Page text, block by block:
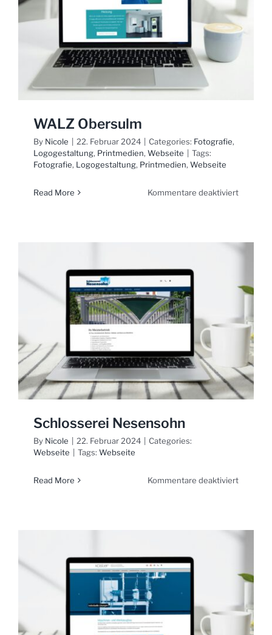
WALZ Obersulm
By Nicole 22. Februar 2024 Categories: Fotografie,
Logogestaltung, Printmedien, Webseite
Tags:
Fotografie, Logogestaltung, Printmedien, Webseite
Read More Kommentare deaktiviertfür
Schlosserei Nesensohn
By Nicole 22. Februar 2024
Categories:
Webseite
Tags: Webseite
Read More Kommentare deaktiviertfür